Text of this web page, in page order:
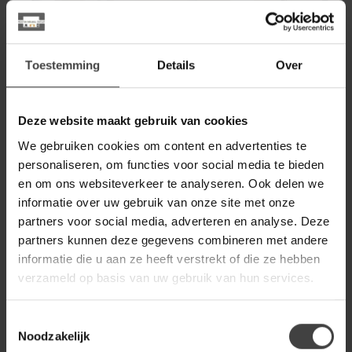
Toestemming Details Over
Deze website maakt gebruik van cookies
We gebruiken cookies om content en advertenties te
personaliseren, om functies voor social media te bieden
en om ons websiteverkeer te analyseren. Ook delen we
informatie over uw gebruik van onze site met onze
partners voor social media, adverteren en analyse. Deze
partners kunnen deze gegevens combineren met andere
informatie die u aan ze heeft verstrekt of die ze hebben
verzameld op basis van uw gebruik van hun services.
Noodzakelijk
Garderobemeubelen – Houten
Meubel Outlet
Garderobemeubelen: creëer rust, ruimte
en orde in je hal
Een georganiseerde hal begint met de juiste garderobemeubelen.
Deze meubels zorgen ervoor dat jassen, schoenen, tassen en
accessoires een vaste plek krijgen, waardoor jouw hal er altijd
netjes en uitnodigend uitziet. Bij Houten Meubel Outlet vind je
een ruime collectie garderobemeubels die functionaliteit
Alles binnen handbereik met slimme